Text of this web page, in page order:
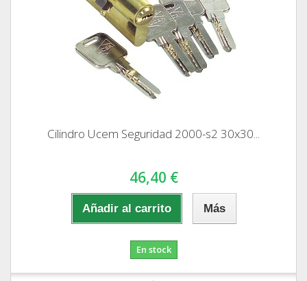
Cilindro Ucem Seguridad 2000-s2 30x30...
46,40 €
Añadir al carrito Más
En stock